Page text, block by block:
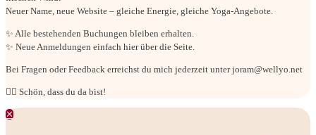
Neuer Name, neue Website – gleiche Energie, gleiche Yoga-Angebote.
✨ Alle bestehenden Buchungen bleiben erhalten.
✨ Neue Anmeldungen einfach hier über die Seite.
Bei Fragen oder Feedback erreichst du mich jederzeit unter joram@wellyo.net
🧘‍♂ Schön, dass du da bist!
✕